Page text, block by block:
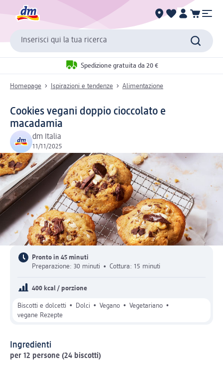
Inserisci qui la tua ricerca
Spedizione gratuita da 20 €
Homepage Ispirazioni e tendenze Alimentazione
Cookies vegani doppio cioccolato e
macadamia
dm Italia
11/11/2025
Pronto in 45 minuti
Preparazione: 30 minuti • Cottura: 15 minuti
400 kcal / porzione
Biscotti e dolcetti • Dolci • Vegano • Vegetariano •
vegane Rezepte
Ingredienti
per 12 persone (24 biscotti)